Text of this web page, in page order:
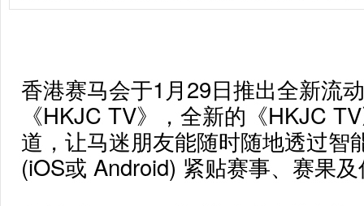
香港赛马会于1月29日推出全新流
《HKJC TV》，全新的 《HKJC
道，让马迷朋友能随时随地透过智
(iOS或 Android) 紧贴赛事、赛果